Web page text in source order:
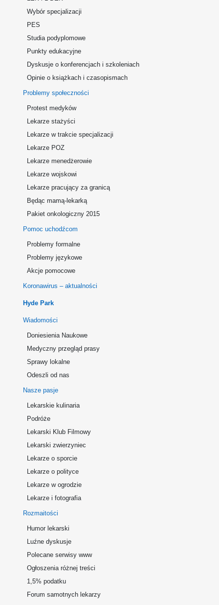
Wybór specjalizacji
PES
Studia podyplomowe
Punkty edukacyjne
Dyskusje o konferencjach i szkoleniach
Opinie o książkach i czasopismach
Problemy społeczności
Protest medyków
Lekarze stażyści
Lekarze w trakcie specjalizacji
Lekarze POZ
Lekarze menedżerowie
Lekarze wojskowi
Lekarze pracujący za granicą
Będąc mamą-lekarką
Pakiet onkologiczny 2015
Pomoc uchodźcom
Problemy formalne
Problemy językowe
Akcje pomocowe
Koronawirus – aktualności
Hyde Park
Wiadomości
Doniesienia Naukowe
Medyczny przegląd prasy
Sprawy lokalne
Odeszli od nas
Nasze pasje
Lekarskie kulinaria
Podróże
Lekarski Klub Filmowy
Lekarski zwierzyniec
Lekarze o sporcie
Lekarze o polityce
Lekarze w ogrodzie
Lekarze i fotografia
Rozmaitości
Humor lekarski
Luźne dyskusje
Polecane serwisy www
Ogłoszenia różnej treści
1,5% podatku
Forum samotnych lekarzy